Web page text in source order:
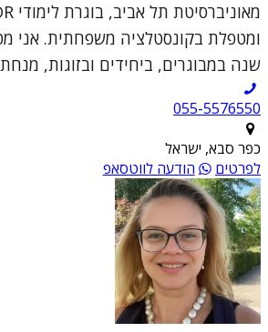
ומטפלת בקונסטלציה משפחתית. אני
שנה במבוגרים, ביחידים ובזוגות,
055-5576550
כפר סבא, ישראל
לפרטים
הודעה לווטסאפ